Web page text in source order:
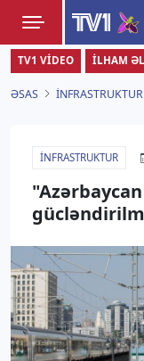
TV1
TV1 VIDEO İLHAM
ƏSAS İNFRASTRUKTUR
İNFRASTRUKTUR